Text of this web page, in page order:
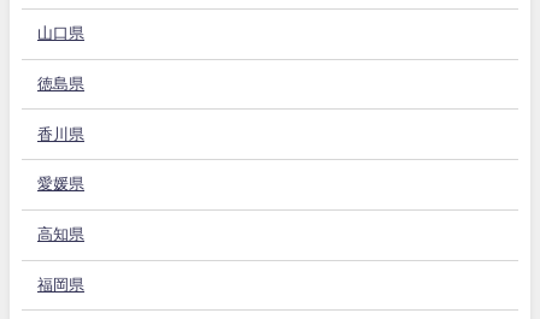
山口県
徳島県
香川県
愛媛県
高知県
福岡県